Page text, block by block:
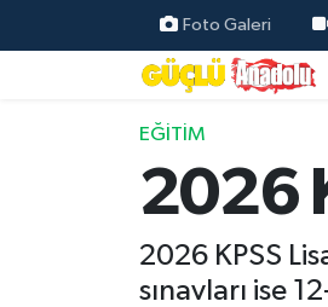
Foto Galeri
EĞITIM
2026
2026 KPSS
sınavları ise
Özel Haber
Resmi İlanlar